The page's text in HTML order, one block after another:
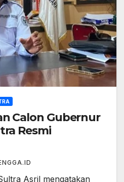
Calon Gubernur
Resmi
Asril mengatakan